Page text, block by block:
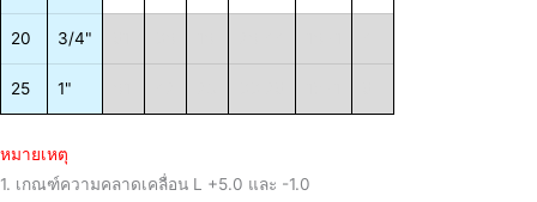
20 3/4"
25 1"
หมายเหตุ
1. เกณฑ์ความคลาดเคลื่อน L +5.0 และ -1.0